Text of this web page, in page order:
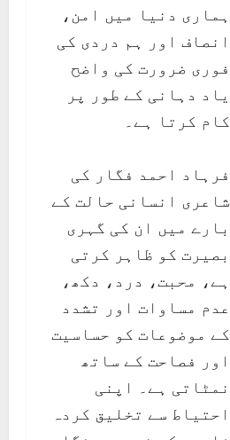
ہماری دنیا میں امن،
انصاف اور ہم دردی کی
فوری ضرورت کی واضح
یاد دہانی کے طور پر
کام کرتا ہے۔
فرہاد احمد فگار کی
شاعری انسانی حالت کے
بارے میں ان کی گہری
بصیرت کو ظاہر کرتی
ہے، محبت، درد، دکھ،
عدم مساوات اور تشدد
کے موضوعات کو حساسیت
اور فصاحت کے ساتھ
نمٹاتی ہے۔ اپنی
احتیاط سے تخلیق کردہ